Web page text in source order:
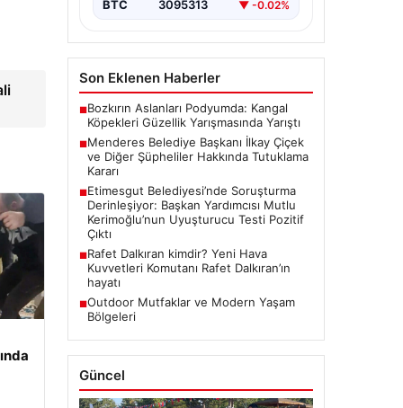
BTC 3095313 ▼ -0.02%
Son Eklenen Haberler
■Bozkırın Aslanları Podyumda: Kangal
Köpekleri Güzellik Yarışmasında Yarıştı
■Menderes Belediye Başkanı İlkay Çiçek
ve Diğer Şüpheliler Hakkında Tutuklama
Kararı
■Etimesgut Belediyesi’nde Soruşturma
Derinleşiyor: Başkan Yardımcısı Mutlu
Kerimoğlu’nun Uyuşturucu Testi Pozitif
Çıktı
■Rafet Dalkıran kimdir? Yeni Hava
Kuvvetleri Komutanı Rafet Dalkıran’ın
hayatı
■Outdoor Mutfaklar ve Modern Yaşam
Bölgeleri
Güncel